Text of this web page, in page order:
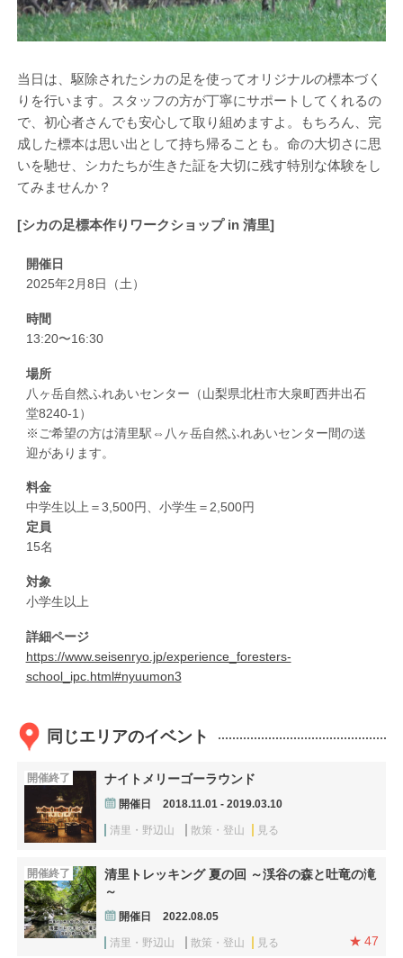
当日は、駆除されたシカの足を使ってオリジナルの標本づく
りを行います。スタッフの方が丁寧にサポートしてくれるの
で、初心者さんでも安心して取り組めますよ。もちろん、完
成した標本は思い出として持ち帰ることも。命の大切さに思
いを馳せ、シカたちが生きた証を大切に残す特別な体験をし
てみませんか？
[シカの足標本作りワークショップ in 清里]
開催日
2025年2月8日（土）
時間
13:20〜16:30
場所
八ヶ岳自然ふれあいセンター（山梨県北杜市大泉町西井出石
堂8240-1）
※ご希望の方は清里駅⇔八ヶ岳自然ふれあいセンター間の送
迎があります。
料金
中学生以上＝3,500円、小学生＝2,500円
定員
15名
対象
小学生以上
詳細ページ
https://www.seisenryo.jp/experience_foresters-
school_ipc.html#nyuumon3
同じエリアのイベント
開催終了 ナイトメリーゴーラウンド
開催日 2018.11.01 - 2019.03.10
清里・野辺山 散策・登山 見る
開催終了
清里トレッキング 夏の回 ～渓谷の森と吐竜の滝
～
開催日 2022.08.05
清里・野辺山 散策・登山 見る 47